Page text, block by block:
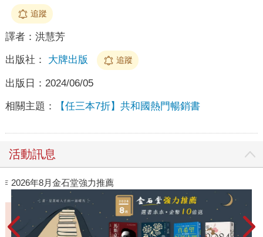
追蹤
譯者： 洪慧芳
出版社： 大牌出版 追蹤
出版日： 2024/06/05
相關主題： 【任三本7折】共和國熱門暢銷書
活動訊息
2026年8月金石堂強力推薦